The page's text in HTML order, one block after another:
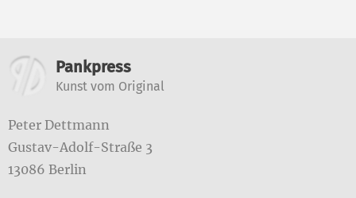
Weitere Informationen
Pankpress
Kunst vom Original
Peter Dettmann
Gustav-Adolf-Straße 3
13086 Berlin